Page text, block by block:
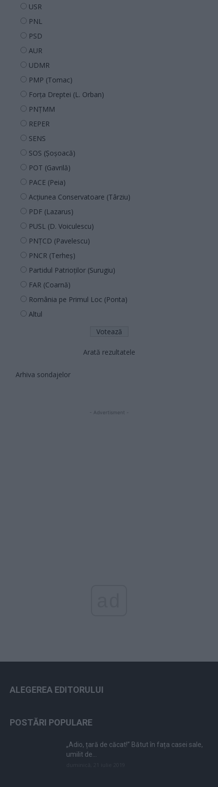
USR
PNL
PSD
AUR
UDMR
PMP (Tomac)
Forța Dreptei (L. Orban)
PNȚMM
REPER
SENS
SOS (Șoșoacă)
POT (Gavrilă)
PACE (Peia)
Acțiunea Conservatoare (Târziu)
PDF (Lazarus)
PUSL (D. Voiculescu)
PNȚCD (Pavelescu)
PNCR (Terheș)
Partidul Patrioților (Surugiu)
FAR (Coarnă)
România pe Primul Loc (Ponta)
Altul
Arată rezultatele
Arhiva sondajelor
- Advertisment -
ALEGEREA EDITORULUI
POSTĂRI POPULARE
„Adio, țară de căcat!” Bătut în fața casei sale,
umilit de...